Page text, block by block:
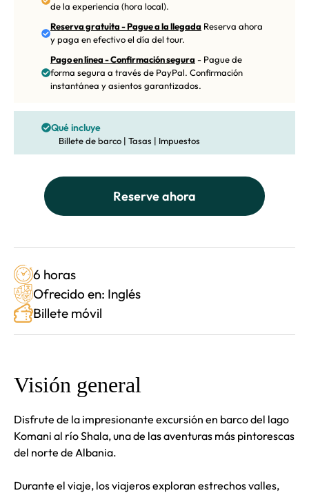
de la experiencia (hora local).
Reserva gratuita - Pague a la llegada Reserva ahora
y paga en efectivo el día del tour.
Pago en línea - Confirmación segura - Pague de
forma segura a través de PayPal. Confirmación
instantánea y asientos garantizados.
Qué incluye
Billete de barco | Tasas | Impuestos
Reserve ahora
6 horas
Ofrecido en: Inglés
Billete móvil
Visión general
Disfrute de la impresionante excursión en barco del lago
Komani al río Shala, una de las aventuras más pintorescas
del norte de Albania.
Durante el viaje, los viajeros exploran estrechos valles,